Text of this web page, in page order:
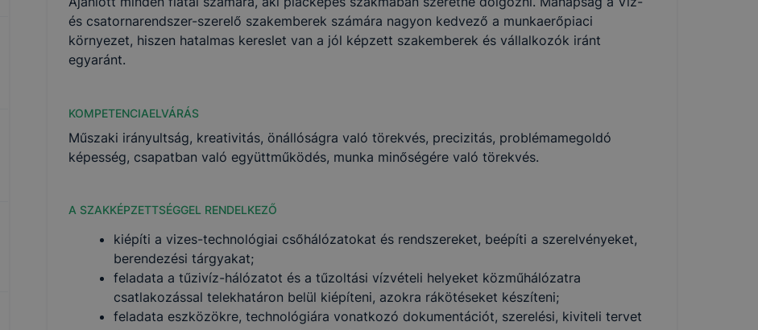
és csatornarendszer-szerelő szakemberek számára nagyon kedvező a munkaerőpiaci
környezet, hiszen hatalmas kereslet van a jól képzett szakemberek és vállalkozók iránt
egyaránt.
KOMPETENCIAELVÁRÁS
Műszaki irányultság, kreativitás, önállóságra való törekvés, precizitás, problémamegoldó
képesség, csapatban való együttműködés, munka minőségére való törekvés.
A SZAKKÉPZETTSÉGGEL RENDELKEZŐ
kiépíti a vizes-technológiai csőhálózatokat és rendszereket, beépíti a szerelvényeket,
berendezési tárgyakat;
feladata a tűzivíz-hálózatot és a tűzoltási vízvételi helyeket közműhálózatra
csatlakozással telekhatáron belül kiépíteni, azokra rákötéseket készíteni;
feladata eszközökre, technológiára vonatkozó dokumentációt, szerelési, kiviteli tervet